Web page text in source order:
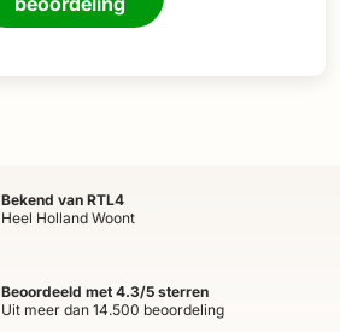
Bekend van RTL4
Heel Holland Woont
Beoordeeld met 4.3/5 sterren
Uit meer dan 14.500 beoordeling